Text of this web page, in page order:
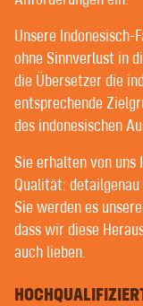
ÜBERSETZER
GUTE KUNDEN
ERSÖNLICHE
ABEN WIR NUR
Es gibt kaum einen
sich in Anspruch
vertrauensvolle
was genau darunter
die Auffassungen
Im Gegensatz zu
Unsere Indonesisch-
ohne Sinnverlust in
die Übersetzer die
entsprechende
des indonesischen
Sie erhalten von uns
Qualität:
Sie werden es
dass wir diese
auch lieben.